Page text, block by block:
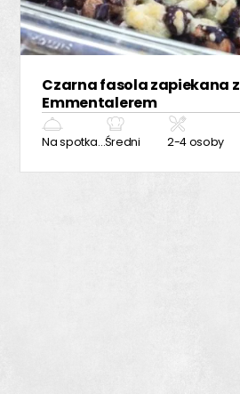
Czarna fasola zapiekana z
Emmentalerem
Na spotkanie z przyjaciółmiŚredni 2-4 osoby